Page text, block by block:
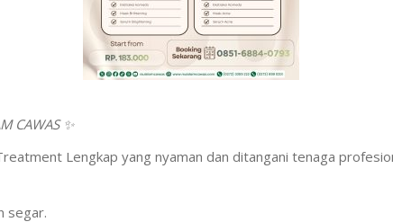
CAWAS ✨
Lengkap yang nyaman dan ditangani tenaga
segar.